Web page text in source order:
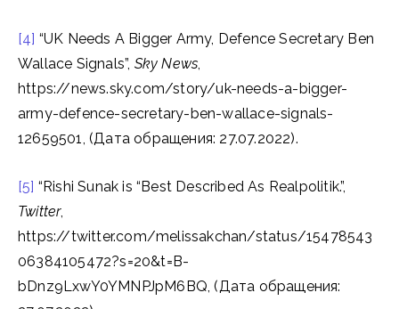
[4] “UK Needs A Bigger Army, Defence Secretary Ben
Wallace Signals”, Sky News,
https://news.sky.com/story/uk-needs-a-bigger-
army-defence-secretary-ben-wallace-signals-
12659501, (Дата обращения: 27.07.2022).
[5] “Rishi Sunak is “Best Described As Realpolitik.”,
Twitter,
https://twitter.com/melissakchan/status/15478543
06384105472?s=20&t=B-
bDnz9LxwY0YMNPJpM6BQ, (Дата обращения: